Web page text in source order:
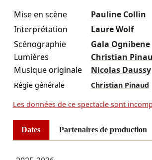
Mise en scène
Pauline Collin
Interprétation
Laure Wolf
Scénographie
Gala Ognibene
Lumières
Christian
Musique originale
Nicolas Daussy
Régie générale Christian Pinaud
Les données de ce spectacle sont
Dates Partenaires de production